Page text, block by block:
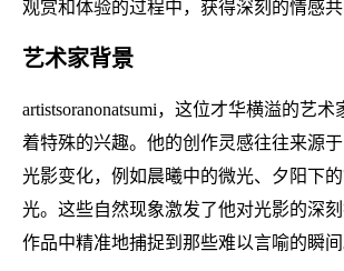
观赏和体验的过程中，获得深刻的情感共
艺术家背景
artistsoranonatsumi，这位才华横溢的艺
着特殊的兴趣。他的创作灵感往往来源
光影变化，例如晨曦中的微光、夕阳下
光。这些自然现象激发了他对光影的深
作品中精准地捕捉到那些难以言喻的瞬间